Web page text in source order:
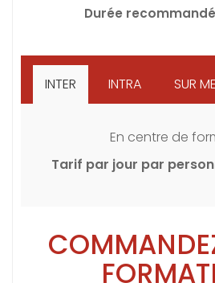
Durée
INTER INTRA SUR
En centre de
Tarif par jour par